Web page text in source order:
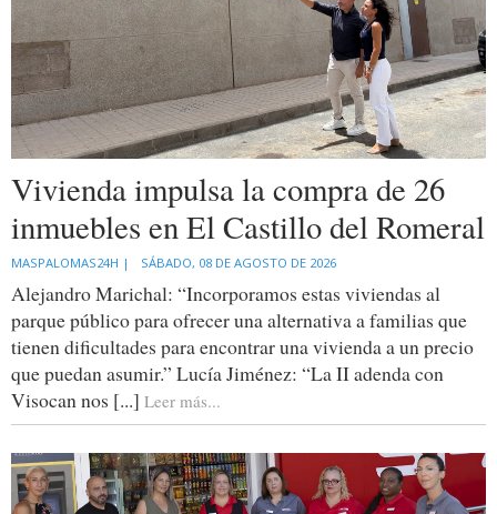
Vivienda impulsa la compra de 26
inmuebles en El Castillo del Romeral
MASPALOMAS24H | SÁBADO, 08 DE AGOSTO DE 2026
Alejandro Marichal: “Incorporamos estas viviendas al
parque público para ofrecer una alternativa a familias que
tienen dificultades para encontrar una vivienda a un precio
que puedan asumir.” Lucía Jiménez: “La II adenda con
Visocan nos [...] Leer más...